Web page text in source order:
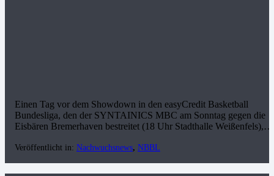
Einen Tag vor dem Showdown in den easyCredit Basketball
Bundesliga, den der SYNTAINICS MBC am Sonntag gegen die
Eisbären Bremerhaven bestreitet (18 Uhr Stadthalle Weißenfels),…
Veröffentlicht in: Nachwuchsnews, NBBL